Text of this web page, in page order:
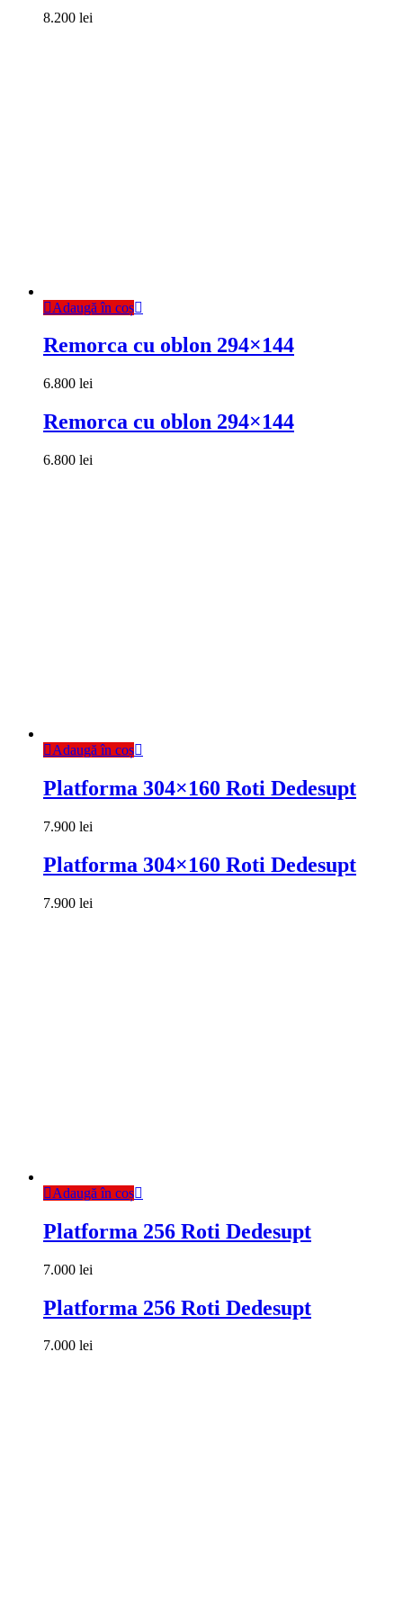
8.200 lei
Adaugă în coș
Remorca cu oblon 294×144
6.800 lei
Remorca cu oblon 294×144
6.800 lei
Adaugă în coș
Platforma 304×160 Roti Dedesupt
7.900 lei
Platforma 304×160 Roti Dedesupt
7.900 lei
Adaugă în coș
Platforma 256 Roti Dedesupt
7.000 lei
Platforma 256 Roti Dedesupt
7.000 lei